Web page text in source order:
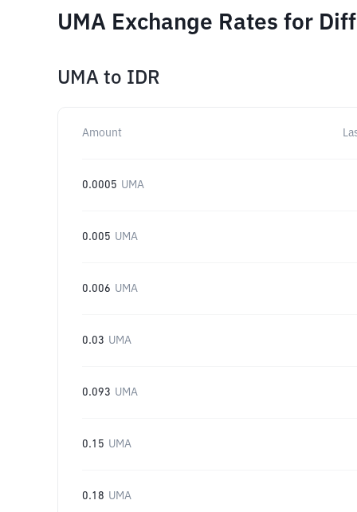
UMA Exchange Rates for
UMA to IDR
Amount
0.0005 UMA
0.005 UMA
0.006 UMA
0.03 UMA
0.093 UMA
0.15 UMA
0.18 UMA